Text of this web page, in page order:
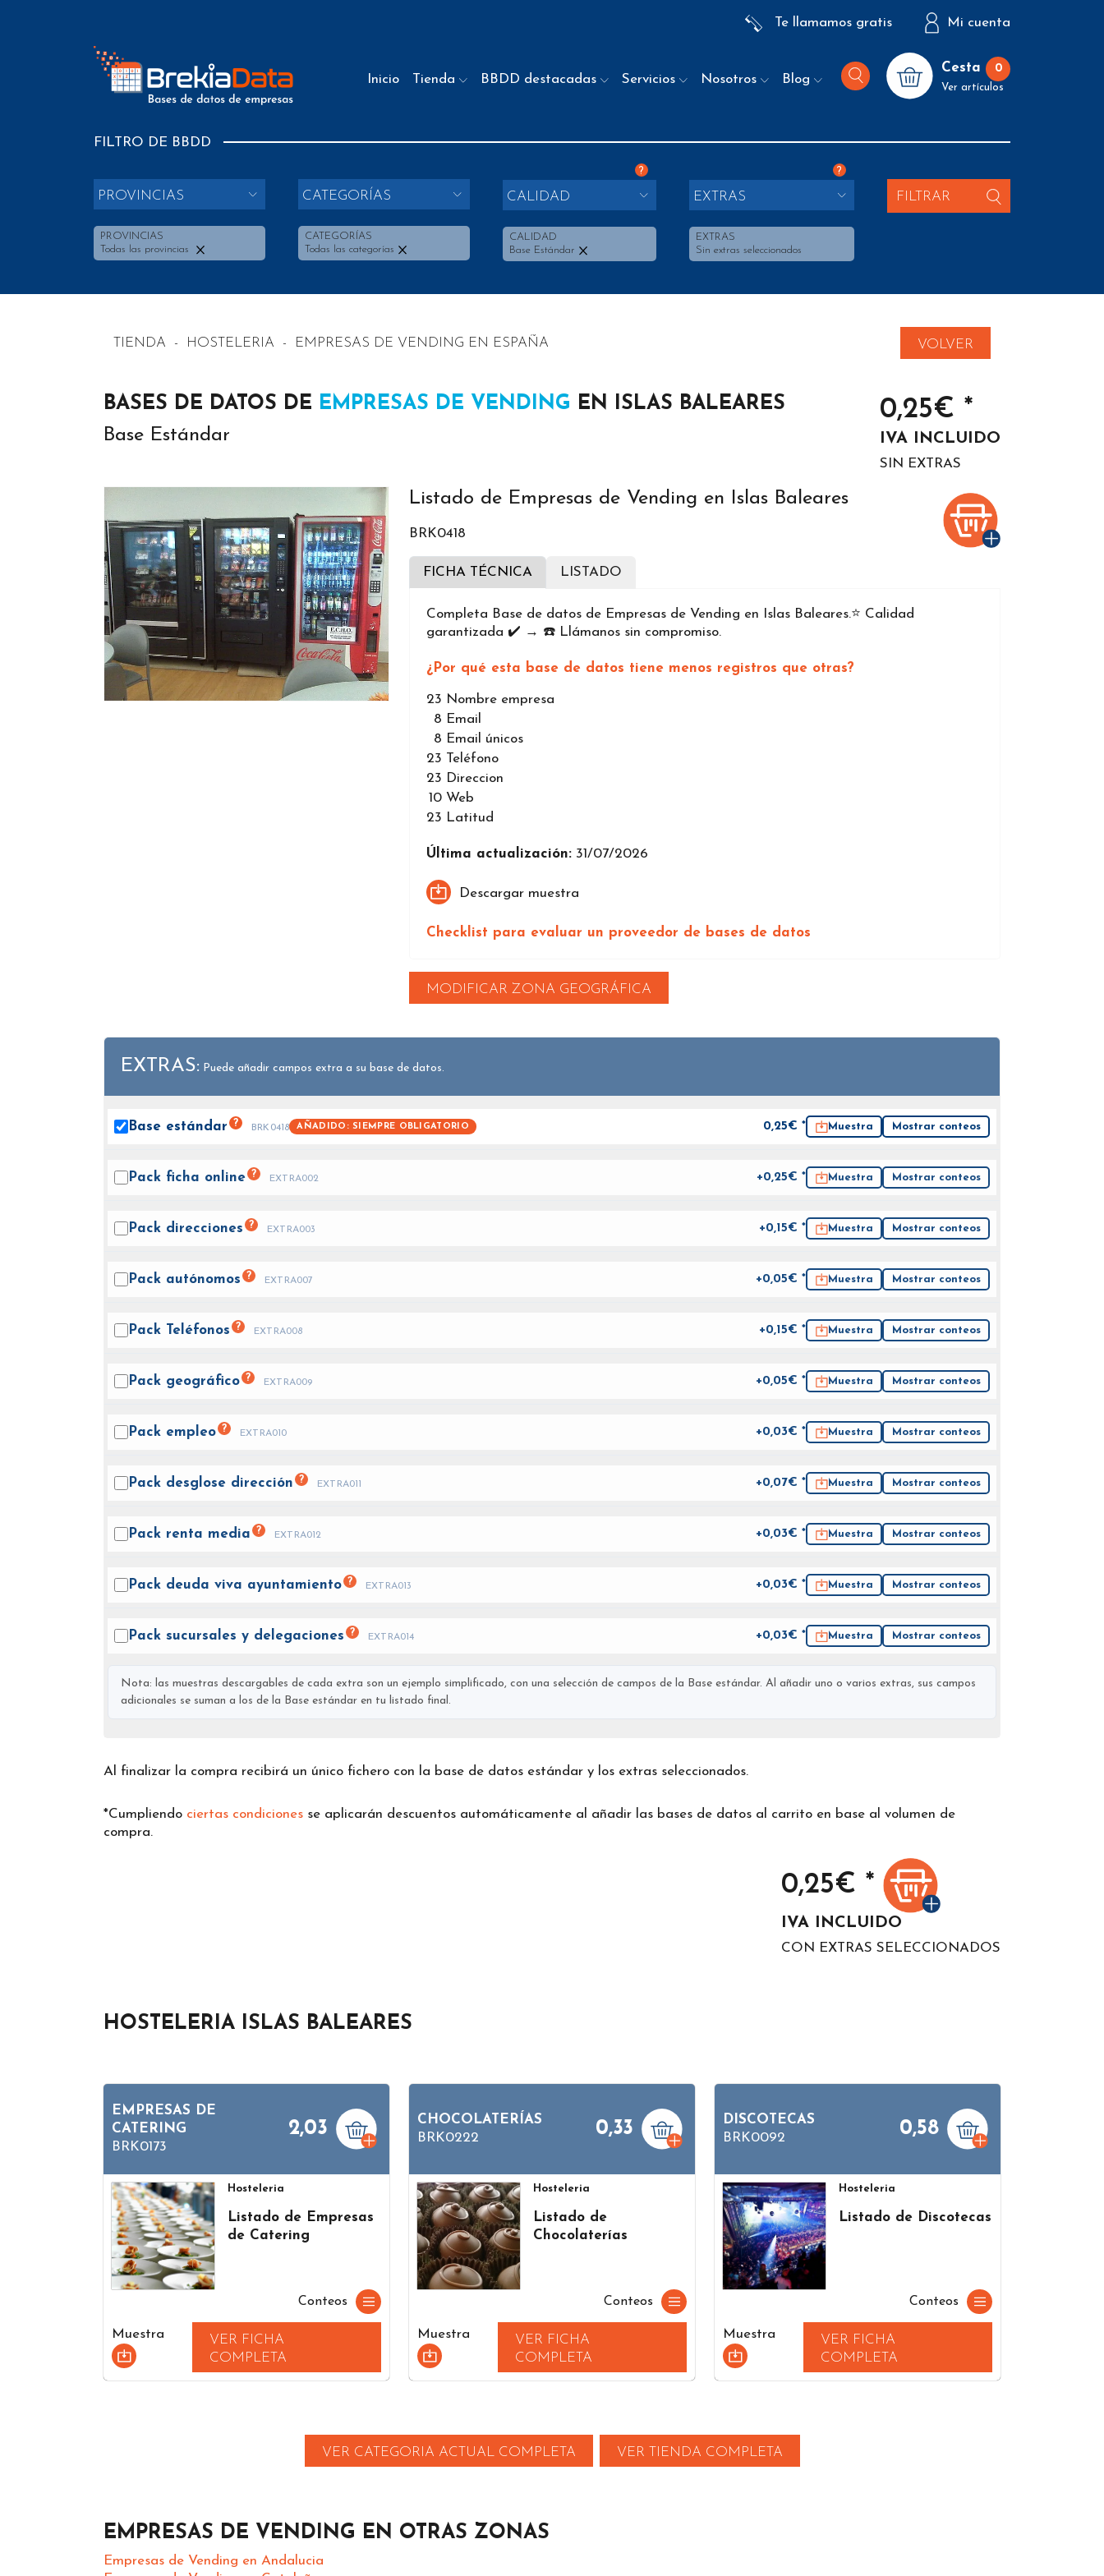
Te llamamos gratis Mi cuenta
Inicio Tienda BBDD destacadas Servicios Nosotros Blog
Cesta 0
Ver artículos
FILTRO DE BBDD
PROVINCIAS
PROVINCIAS
Todas las provincias
CATEGORÍAS
CATEGORÍAS
Todas las categorías
?
CALIDAD
CALIDAD
Base Estándar
?
EXTRAS
EXTRAS
Sin extras seleccionados
FILTRAR
TIENDA - HOSTELERIA - EMPRESAS DE VENDING EN ESPAÑA VOLVER
BASES DE DATOS DE EMPRESAS DE VENDING EN ISLAS BALEARES
Base Estándar
0,25€ *
IVA INCLUIDO
SIN EXTRAS
Listado de Empresas de Vending en Islas Baleares
BRK0418
FICHA TÉCNICA LISTADO
Completa Base de datos de Empresas de Vending en Islas Baleares.⭐️ Calidad
garantizada ✔️ → ☎️ Llámanos sin compromiso.
¿Por qué esta base de datos tiene menos registros que otras?
23 Nombre empresa
8 Email
8 Email únicos
23 Teléfono
23 Direccion
10 Web
23 Latitud
Última actualización: 31/07/2026
Descargar muestra
Checklist para evaluar un proveedor de bases de datos
MODIFICAR ZONA GEOGRÁFICA
EXTRAS: Puede añadir campos extra a su base de datos.
Base estándar ? BRK0418 AÑADIDO: SIEMPRE OBLIGATORIO 0,25€ * Muestra Mostrar conteos
Pack ficha online ? EXTRA002 +0,25€ * Muestra Mostrar conteos
Pack direcciones ? EXTRA003 +0,15€ * Muestra Mostrar conteos
Pack autónomos ? EXTRA007 +0,05€ * Muestra Mostrar conteos
Pack Teléfonos ? EXTRA008 +0,15€ * Muestra Mostrar conteos
Pack geográfico ? EXTRA009 +0,05€ * Muestra Mostrar conteos
Pack empleo ? EXTRA010 +0,03€ * Muestra Mostrar conteos
Pack desglose dirección ? EXTRA011 +0,07€ * Muestra Mostrar conteos
Pack renta media ? EXTRA012 +0,03€ * Muestra Mostrar conteos
Pack deuda viva ayuntamiento ? EXTRA013 +0,03€ * Muestra Mostrar conteos
Pack sucursales y delegaciones ? EXTRA014 +0,03€ * Muestra Mostrar conteos
Nota: las muestras descargables de cada extra son un ejemplo simplificado, con una selección de campos de la Base estándar. Al añadir uno o varios extras, sus campos
adicionales se suman a los de la Base estándar en tu listado final.
Al finalizar la compra recibirá un único fichero con la base de datos estándar y los extras seleccionados.
*Cumpliendo ciertas condiciones se aplicarán descuentos automáticamente al añadir las bases de datos al carrito en base al volumen de
compra.
0,25€ *
IVA INCLUIDO
CON EXTRAS SELECCIONADOS
HOSTELERIA ISLAS BALEARES
EMPRESAS DE
CATERING
BRK0173
2,03
Hosteleria
Listado de Empresas
de Catering
Conteos
Muestra
VER FICHA
COMPLETA
CHOCOLATERÍAS
BRK0222
0,33
Hosteleria
Listado de
Chocolaterías
Conteos
Muestra
VER FICHA
COMPLETA
DISCOTECAS
BRK0092
0,58
Hosteleria
Listado de Discotecas
Conteos
Muestra
VER FICHA
COMPLETA
VER CATEGORIA ACTUAL COMPLETA VER TIENDA COMPLETA
EMPRESAS DE VENDING EN OTRAS ZONAS
Empresas de Vending en Andalucia